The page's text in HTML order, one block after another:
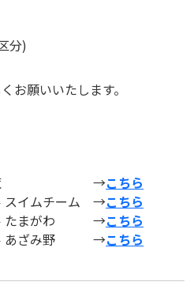
分)
お願いいたします。
結果一覧 →こちら
スイムチーム →こちら
ル たまがわ →こちら
ル あざみ野 →こちら